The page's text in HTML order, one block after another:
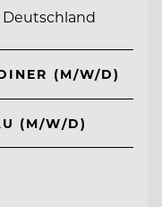
Deutschland
(M/W/D)
(M/W/D)